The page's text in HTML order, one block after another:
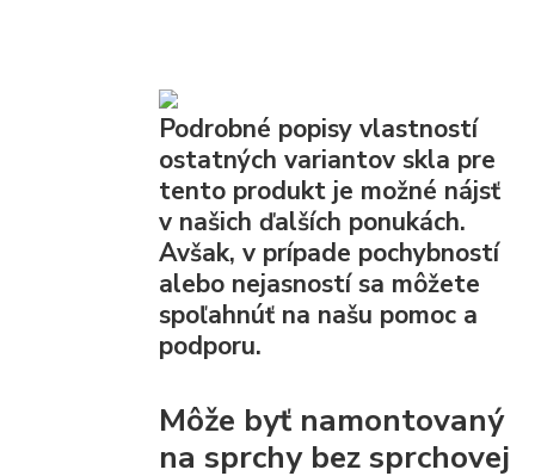
Podrobné popisy vlastností
ostatných variantov skla pre
tento produkt je možné nájsť
v našich ďalších ponukách.
Avšak, v prípade pochybností
alebo nejasností sa môžete
spoľahnúť na našu pomoc a
podporu.
Môže byť namontovaný
na sprchy bez sprchovej